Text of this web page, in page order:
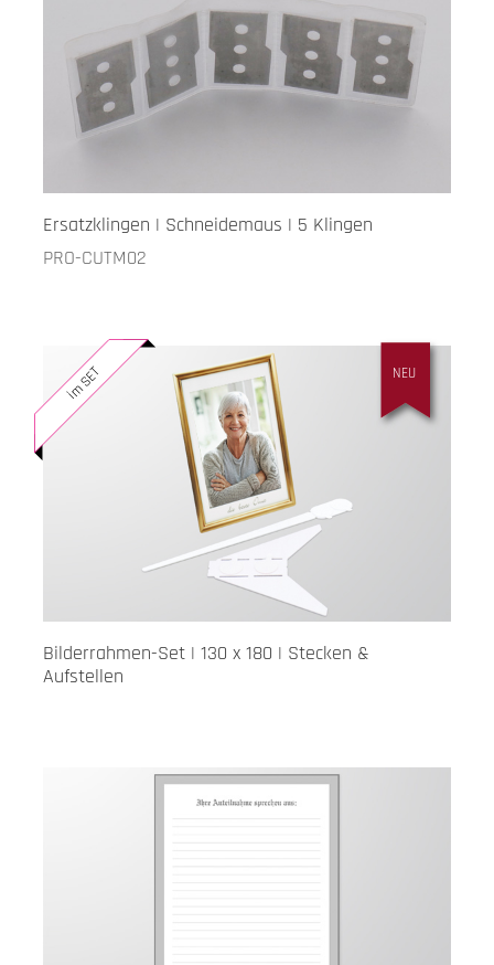
Ersatzklingen | Schneidemaus | 5 Klingen
PRO-CUTM02
NEU
im SET
Bilderrahmen-Set | 130 x 180 | Stecken &
Aufstellen